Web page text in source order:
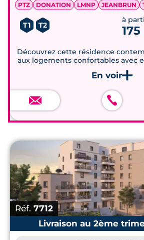
PTZ DONATION LMNP JEANBRUN
T1 T2
à
Découvrez cette résidence
aux logements confortables avec
et cuisines
Réf. 7712
Livraison au 2ème